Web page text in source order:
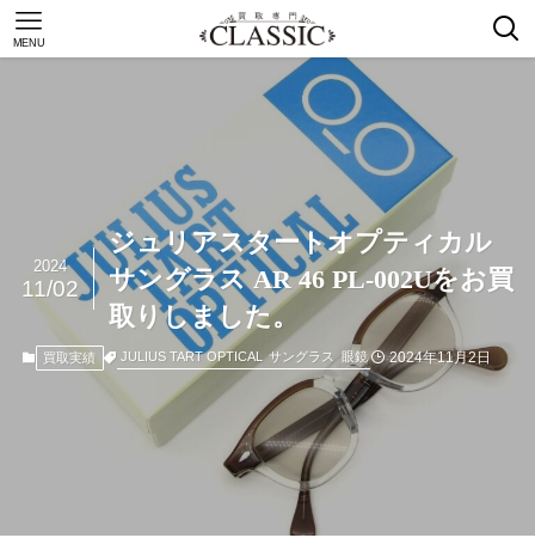
MENU
ジュリアスタートオプティカル
サングラス AR 46 PL-002Uをお買
取りしました。
2024
11/02
買取実績 JULIUS TART OPTICAL サングラス 眼鏡 2024年11月2日